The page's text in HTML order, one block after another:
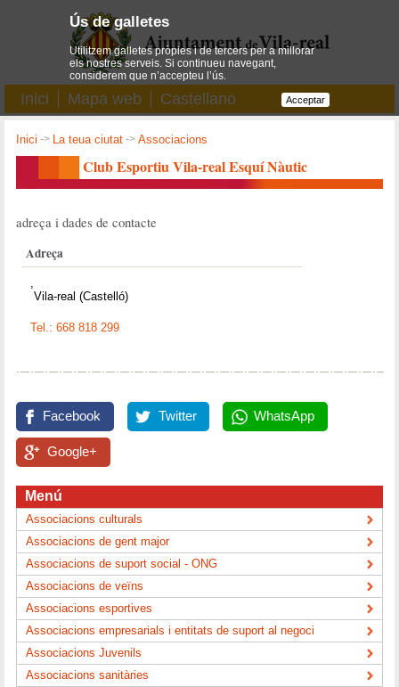
Inici Mapa web Castellano
Inici -> La teua ciutat ->Associacions
Club Esportiu Vila-real Esquí Nàutic
adreça i dades de contacte
Adreça
Vila-real (Castelló)
Tel.: 668 818 299
Facebook Twitter WhatsApp
Google+
Menú
Associacions culturals
Associacions de gent major
Associacions de suport social - ONG
Associacions de veïns
Associacions esportives
Associacions empresarials i entitats de suport al negoci
Associacions Juvenils
Associacions sanitàries
Ús de galletes
Utilitzem galletes pròpies i de tercers per a millorar
els nostres serveis. Si continueu navegant,
considerem que n’accepteu l’ús.
Acceptar